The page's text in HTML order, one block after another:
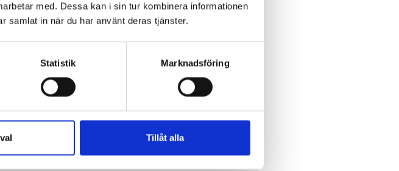
med. Dessa kan i sin tur kombinera informationen
samlat in när du har använt deras tjänster.
Statistik Marknadsföring
Tillåt alla
Typ av montage: Infällt